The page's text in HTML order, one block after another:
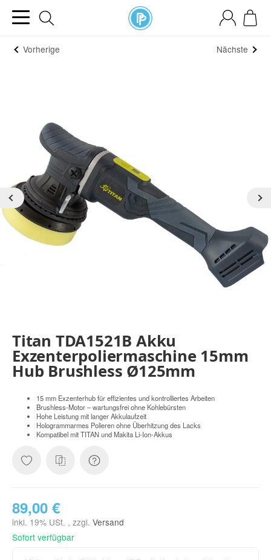
Vorherige Nächste
Titan TDA1521B Akku
Exzenterpoliermaschine 15mm
Hub Brushless Ø125mm
15 mm Exzenterhub für effizientes und kontrolliertes Arbeiten
Brushless-Motor – wartungsfrei ohne Kohlebürsten
Hohe Leistung mit langer Akkulaufzeit
Hologrammarmes Polieren ohne Überhitzung des Lacks
Kompatibel mit TITAN und Makita Li-Ion-Akkus
89,00 €
inkl. 19% USt. , zzgl. Versand
Sofort verfügbar